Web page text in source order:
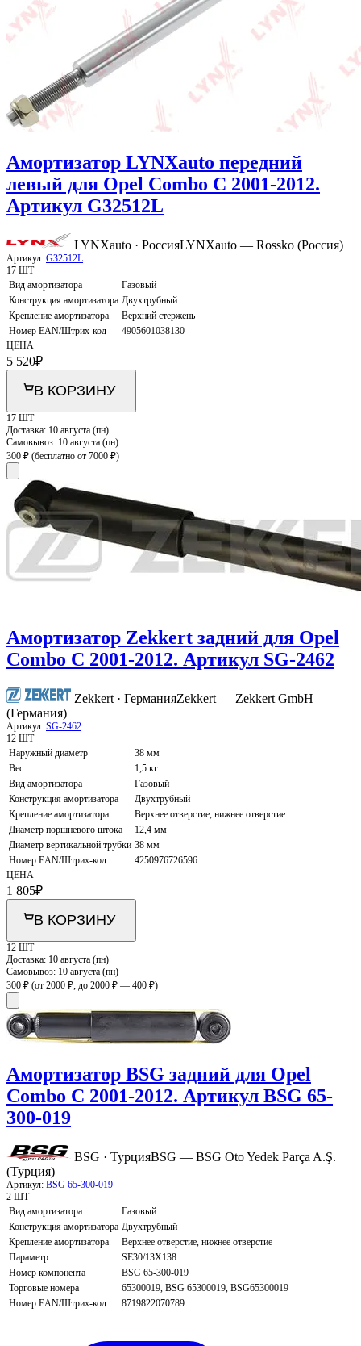
Амортизатор LYNXauto передний
левый для Opel Combo C 2001-2012.
Артикул G32512L
LYNXauto · РоссияLYNXauto — Rossko (Россия)
Артикул: G32512L
17 ШТ
Вид амортизатора
Газовый
Конструкция амортизатора Двухтрубный
Крепление амортизатора
Верхний стержень
Номер EAN/Штрих-код
4905601038130
ЦЕНА
5 520₽
В КОРЗИНУ
17 ШТ
Доставка: 10 августа (пн)
Самовывоз: 10 августа (пн)
300 ₽ (бесплатно от 7000 ₽)
Амортизатор Zekkert задний для Opel
Combo C 2001-2012. Артикул SG-2462
Zekkert · ГерманияZekkert — Zekkert GmbH
(Германия)
Артикул: SG-2462
12 ШТ
Наружный диаметр
38 мм
Вес
1,5 кг
Вид амортизатора
Газовый
Конструкция амортизатора
Двухтрубный
Крепление амортизатора
Верхнее отверстие, нижнее отверстие
Диаметр поршневого штока
12,4 мм
Диаметр вертикальной трубки 38 мм
Номер EAN/Штрих-код
4250976726596
ЦЕНА
1 805₽
В КОРЗИНУ
12 ШТ
Доставка: 10 августа (пн)
Самовывоз: 10 августа (пн)
300 ₽ (от 2000 ₽; до 2000 ₽ — 400 ₽)
Амортизатор BSG задний для Opel
Combo C 2001-2012. Артикул BSG 65-
300-019
BSG · ТурцияBSG — BSG Oto Yedek Parça A.Ş.
(Турция)
Артикул: BSG 65-300-019
2 ШТ
Вид амортизатора
Газовый
Конструкция амортизатора Двухтрубный
Крепление амортизатора
Верхнее отверстие, нижнее отверстие
Параметр
SE30/13X138
Номер компонента
BSG 65-300-019
Торговые номера
65300019, BSG 65300019, BSG65300019
Номер EAN/Штрих-код
8719822070789